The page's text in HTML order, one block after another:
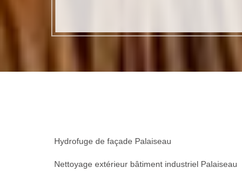
Hydrofuge de façade Palaiseau
Nettoyage extérieur bâtiment industriel Palaiseau